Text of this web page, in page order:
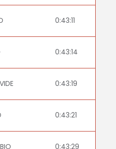
0:43:11
0:43:14
0:43:19
0:43:21
0:43:29